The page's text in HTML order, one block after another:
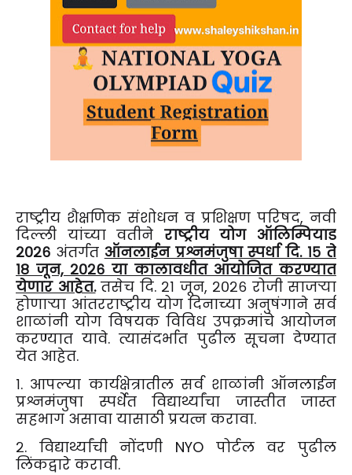
राष्ट्रीय शैक्षणिक संशोधन व प्रशिक्षण परिषद, नवी
दिल्ली यांच्या वतीने राष्ट्रीय योग ऑलिम्पियाड
२०२६ अंतर्गत ऑनलाईन प्रश्नमंजुषा स्पर्धा दि. १५ ते
१८ जून, २०२६ या कालावधीत आयोजित करण्यात
येणार आहेत.तसेच दि. २१ जून, २०२६ रोजी साजऱ्या
होणाऱ्या आंतरराष्ट्रीय योग दिनाच्या अनुषंगाने सर्व
शाळांनी योग विषयक विविध उपक्रमांचे आयोजन
करण्यात यावे. त्यासंदर्भात पुढील सूचना देण्यात
येत आहेत.
१. आपल्या कार्यक्षेत्रातील सर्व शाळांनी ऑनलाईन
प्रश्नमंजुषा स्पर्धेत विद्यार्थ्यांचा जास्तीत जास्त
सहभाग असावा यासाठी प्रयत्न करावा.
२. विद्यार्थ्यांची नोंदणी NYO पोर्टल वर पुढील
लिंकद्वारे करावी.